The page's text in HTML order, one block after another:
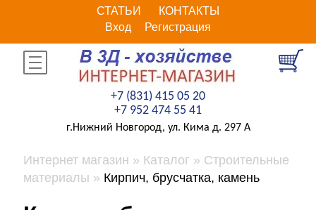
СТАТЬИ
КОНТАКТЫ
Вход
Регистрация
+7 (831) 415 05 20
+7 952 474 55 41
г.Нижний Новгород, ул. Кима д. 297 А
Интернет магазин Каталог
Строительные
материалы
Кирпич, брусчатка, камень